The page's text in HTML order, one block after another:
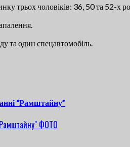
трьох чоловіків: 36, 50 та 52-х
та один спецавтомобіль.
“Рамштайну”